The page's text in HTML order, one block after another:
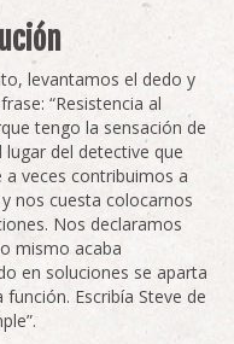
levantamos el dedo y
“Resistencia al
tengo la sensación de
del detective que
veces contribuimos a
nos cuesta colocarnos
Nos declaramos
mismo acaba
en soluciones se aparta
Escribía Steve de